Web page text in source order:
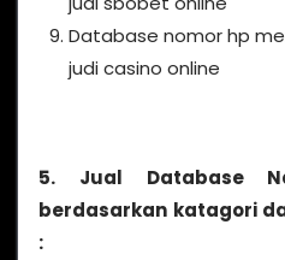
Database nomor hp
judi casino online
5. Jual Database
berdasarkan katagori
: